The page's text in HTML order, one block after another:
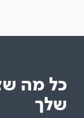
כל מה
שלך